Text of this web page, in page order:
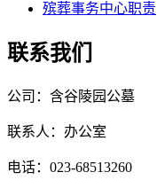
殡葬事务中心职责
联系我们
公司：含谷陵园公墓
联系人：办公室
电话：023-68513260